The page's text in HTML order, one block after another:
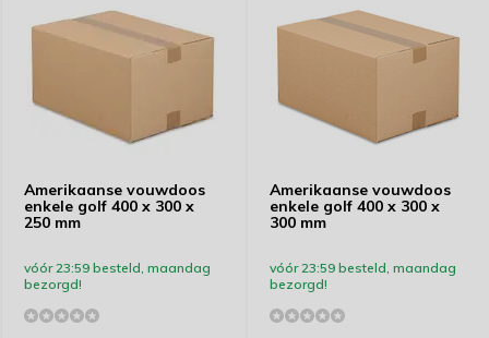
Amerikaanse vouwdoos
enkele golf 400 x 300 x
250 mm
vóór 23:59 besteld, maandag
bezorgd!
Amerikaanse vouwdoos
enkele golf 400 x 300 x
300 mm
vóór 23:59 besteld, maandag
bezorgd!